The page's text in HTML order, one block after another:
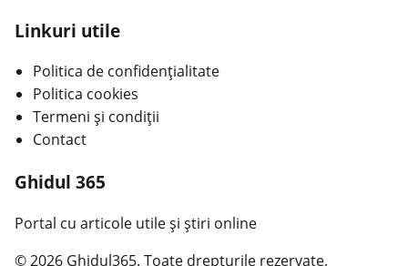
Linkuri utile
Politica de confidențialitate
Politica cookies
Termeni și condiții
Contact
Ghidul 365
Portal cu articole utile și știri online
© 2026 Ghidul365. Toate drepturile rezervate.